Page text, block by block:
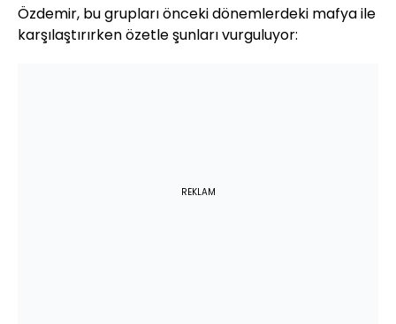
Özdemir, bu grupları önceki dönemlerdeki mafya ile
karşılaştırırken özetle şunları vurguluyor:
REKLAM